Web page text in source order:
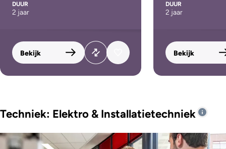
DUUR
2 jaar
Bekijk
DUUR
2 jaar
Bekijk
Techniek: Elektro & Installatietechniek